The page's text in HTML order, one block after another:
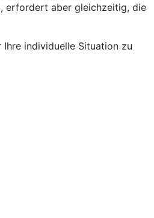
erfordert aber gleichzeitig, die
individuelle Situation zu